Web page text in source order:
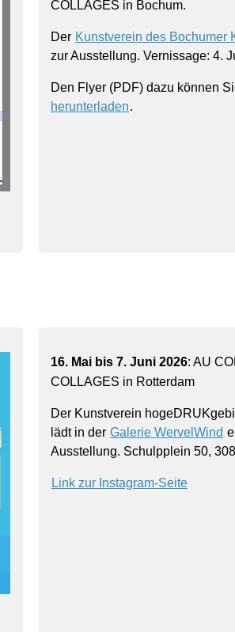
COLLAGES in Bochum.
Der Kunstverein des Bochumer
zur Ausstellung. Vernissage: 4.
Den Flyer (PDF) dazu können
herunterladen.
16. Mai bis 7. Juni 2026: AU
COLLAGES in Rotterdam
Der Kunstverein
lädt in der Galerie WervelWind
Ausstellung. Schulpplein 50,
Link zur Instagram-Seite